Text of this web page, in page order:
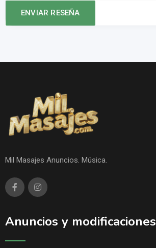
Mil Masajes Anuncios. Música.
Anuncios y modificaciones